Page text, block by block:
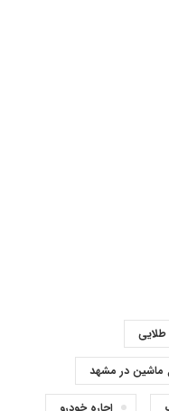
ماشین در مشهد
اجاره خودرو